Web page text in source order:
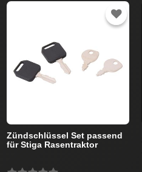
Zündschlüssel Set passend
für Stiga Rasentraktor